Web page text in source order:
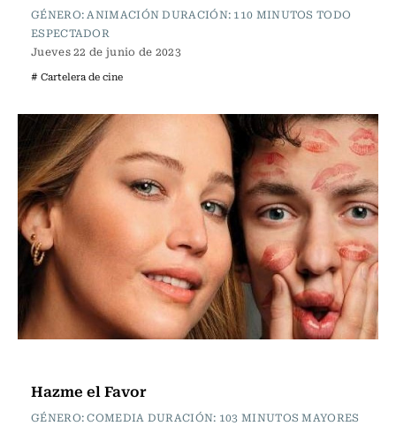
GÉNERO: ANIMACIÓN DURACIÓN: 110 MINUTOS TODO
ESPECTADOR
Jueves 22 de junio de 2023
# Cartelera de cine
Hazme el Favor
GÉNERO: COMEDIA DURACIÓN: 103 MINUTOS MAYORES